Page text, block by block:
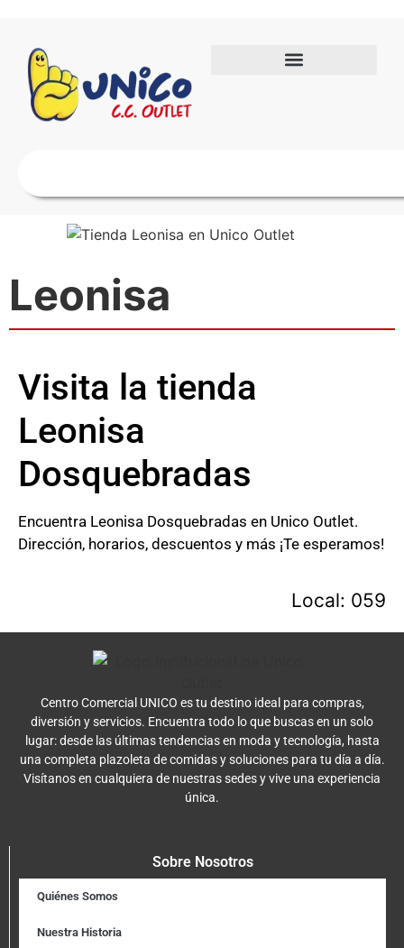
Leonisa
Visita la tienda
Leonisa
Dosquebradas
Encuentra Leonisa Dosquebradas en Unico Outlet.
Dirección, horarios, descuentos y más ¡Te esperamos!
Local: 059
Centro Comercial UNICO es tu destino ideal para compras,
diversión y servicios. Encuentra todo lo que buscas en un solo
lugar: desde las últimas tendencias en moda y tecnología, hasta
una completa plazoleta de comidas y soluciones para tu día a día.
Visítanos en cualquiera de nuestras sedes y vive una experiencia
única.
Sobre Nosotros
Quiénes Somos
Nuestra Historia